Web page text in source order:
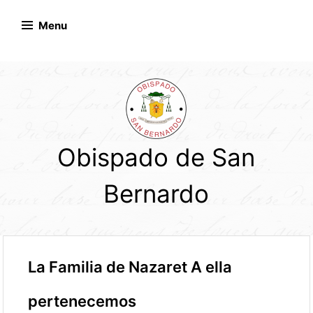
Menu
Obispado de San
Bernardo
La Familia de Nazaret A ella
pertenecemos